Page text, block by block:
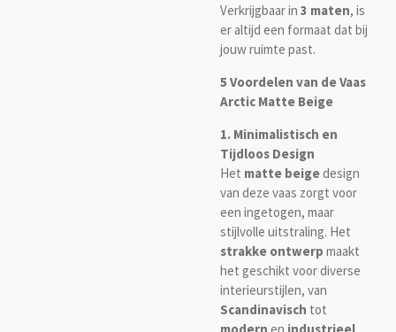
Verkrijgbaar in 3 maten, is
er altijd een formaat dat bij
jouw ruimte past.
5 Voordelen van de Vaas
Arctic Matte Beige
1. Minimalistisch en
Tijdloos Design
Het matte beigedesign
van deze vaas zorgt voor
een ingetogen, maar
stijlvolle uitstraling. Het
strakke ontwerp maakt
het geschikt voor diverse
interieurstijlen, van
Scandinavisch tot
modern en industrieel.